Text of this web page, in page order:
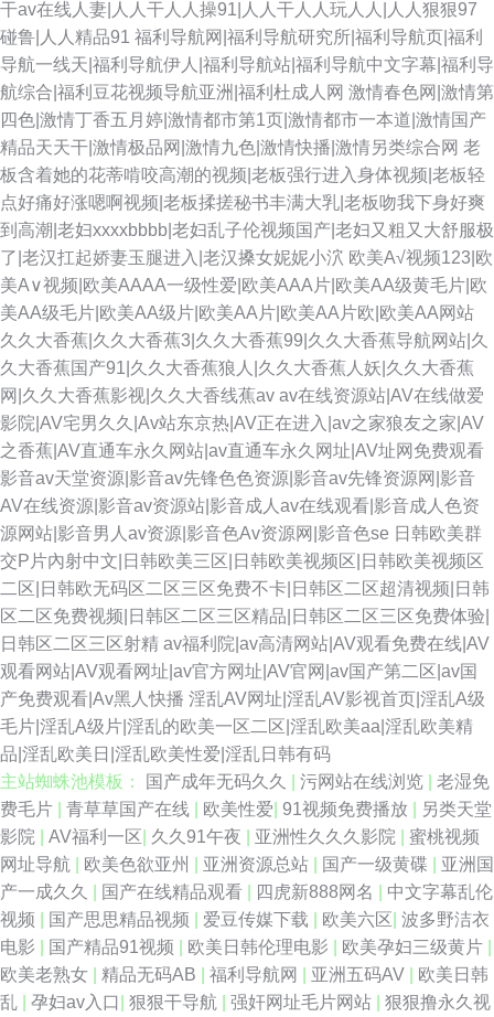
干av在线人妻|人人干人人操91|人人干人人玩人人|人人狠狠97
碰鲁|人人精品91 福利导航网|福利导航研究所|福利导航页|福利
导航一线天|福利导航伊人|福利导航站|福利导航中文字幕|福利导
航综合|福利豆花视频导航亚洲|福利杜成人网 激情春色网|激情第
四色|激情丁香五月婷|激情都市第1页|激情都市一本道|激情国产
精品天天干|激情极品网|激情九色|激情快播|激情另类综合网 老
板含着她的花蒂啃咬高潮的视频|老板强行进入身体视频|老板轻
点好痛好涨嗯啊视频|老板揉搓秘书丰满大乳|老板吻我下身好爽
到高潮|老妇xxxxbbbb|老妇乱子伦视频国产|老妇又粗又大舒服极
了|老汉扛起娇妻玉腿进入|老汉搡女妮妮小泬 欧美A√视频123|欧
美A∨视频|欧美AAAA一级性爱|欧美AAA片|欧美AA级黄毛片|欧
美AA级毛片|欧美AA级片|欧美AA片|欧美AA片欧|欧美AA网站
久久大香蕉|久久大香蕉3|久久大香蕉99|久久大香蕉导航网站|久
久大香蕉国产91|久久大香蕉狼人|久久大香蕉人妖|久久大香蕉
网|久久大香蕉影视|久久大香线蕉av av在线资源站|AV在线做爱
影院|AV宅男久久|Av站东京热|AV正在进入|av之家狼友之家|AV
之香蕉|AV直通车永久网站|av直通车永久网址|AV址网免费观看
影音av天堂资源|影音av先锋色色资源|影音av先锋资源网|影音
AV在线资源|影音av资源站|影音成人av在线观看|影音成人色资
源网站|影音男人av资源|影音色Av资源网|影音色se 日韩欧美群
交P片內射中文|日韩欧美三区|日韩欧美视频区|日韩欧美视频区
二区|日韩欧无码区二区三区免费不卡|日韩区二区超清视频|日韩
区二区免费视频|日韩区二区三区精品|日韩区二区三区免费体验|
日韩区二区三区射精 av福利院|av高清网站|AV观看免费在线|AV
观看网站|AV观看网址|av官方网址|AV官网|av国产第二区|av国
产免费观看|Av黑人快播 淫乱AV网址|淫乱AV影视首页|淫乱A级
毛片|淫乱A级片|淫乱的欧美一区二区|淫乱欧美aa|淫乱欧美精
品|淫乱欧美日|淫乱欧美性爱|淫乱日韩有码
主站蜘蛛池模板：
国产成年无码久久 污网站在线浏览
老湿免
费毛片
青草草国产在线 欧美性爱 91视频免费播放
另类天堂
影院
AV福利一区 久久91午夜 亚洲性久久久影院
蜜桃视频
网址导航
欧美色欲亚州 亚洲资源总站 国产一级黄碟
亚洲国
产一成久久
国产在线精品观看 四虎新888网名
中文字幕乱伦
视频
国产思思精品视频 爱豆传媒下载 欧美六区 波多野洁衣
电影
国产精品91视频 欧美日韩伦理电影 欧美孕妇三级黄片
欧美老熟女
精品无码AB 福利导航网 亚洲五码AV
欧美日韩
乱
孕妇av入口 狠狠干导航 强奸网址毛片网站 狠狠撸永久视